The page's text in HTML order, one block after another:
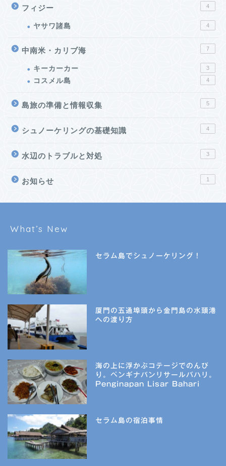
フィジー 4
ヤサワ諸島 4
中南米・カリブ海 7
キーカーカー 3
コスメル島 4
島旅の準備と情報収集 5
シュノーケリングの基礎知識 4
水辺のトラブルと対処 3
お知らせ 1
What’s New
セラム島でシュノーケリング！
厦門の五通埠頭から金門島の水頭港
への渡り方
海の上に浮かぶコテージでのんび
り。ペンギナパンリサールバハリ。
Penginapan Lisar Bahari
セラム島の宿泊事情